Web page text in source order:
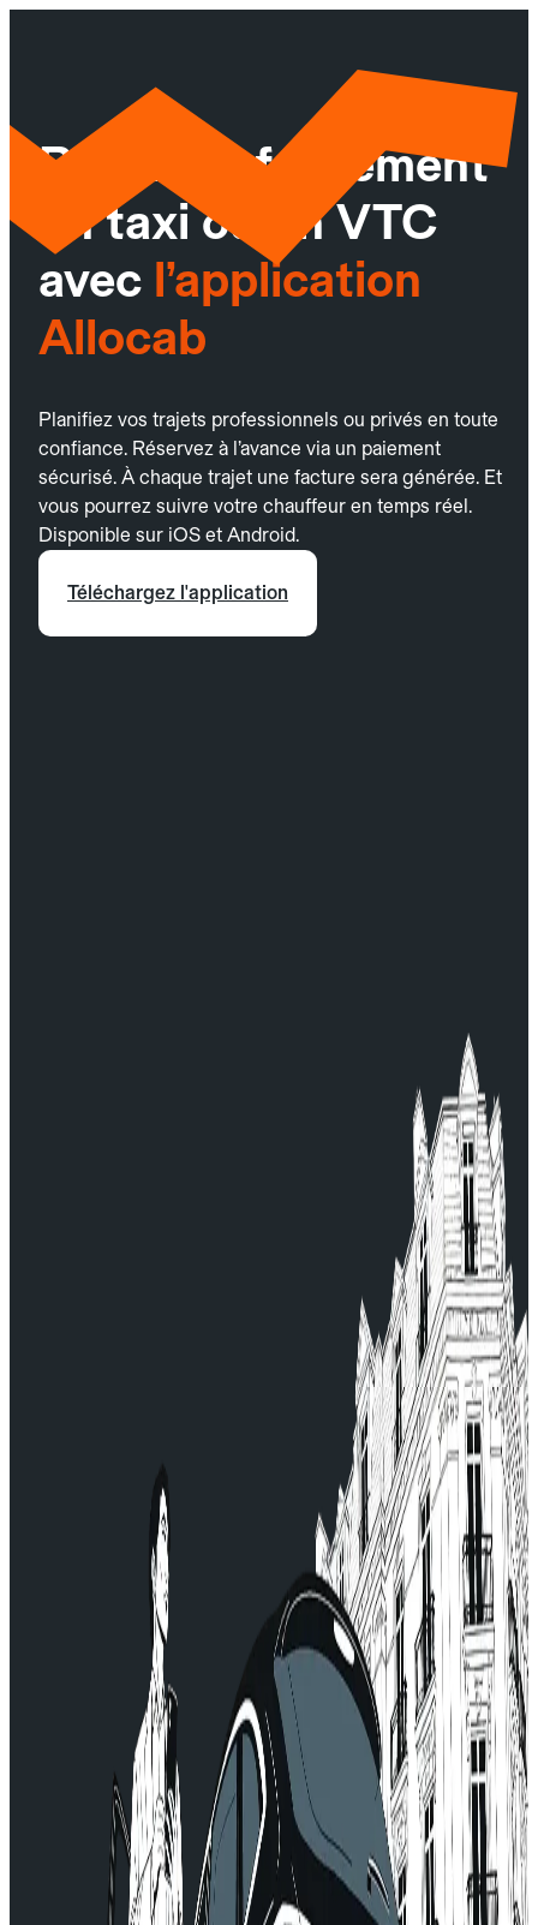
Réservez facilement
un taxi ou un VTC
avec l’application
Allocab
Planifiez vos trajets professionnels ou privés en toute
confiance. Réservez à l’avance via un paiement
sécurisé. À chaque trajet une facture sera générée. Et
vous pourrez suivre votre chauffeur en temps réel.
Disponible sur iOS et Android.
Téléchargez l'application